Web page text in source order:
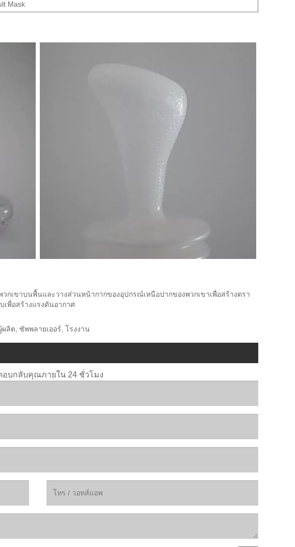
Mask
กเขาบนพื้นและวางส่วนหน้ากากของอุปกรณ์เหนือปากของพวกเขาเพื่อสร้างตรา
พื่อสร้างแรงดันอากาศ
ต, ซัพพลายเออร์, โรงงาน
อบกลับคุณภายใน 24 ชั่วโมง